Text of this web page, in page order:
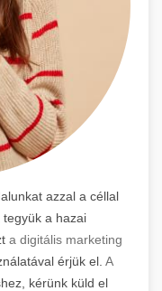
azzal a céllal
a hazai
a digitális marketing
érjük el. A
kérünk küld el